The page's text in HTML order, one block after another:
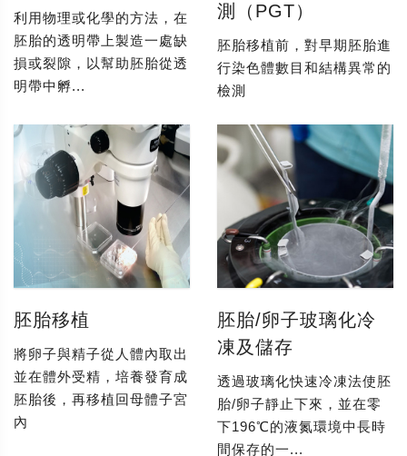
利用物理或化學的方法，在
胚胎的透明帶上製造一處缺
損或裂隙，以幫助胚胎從透
明帶中孵...
測（PGT）
胚胎移植前，對早期胚胎進
行染色體數目和結構異常的
檢測
胚胎移植
將卵子與精子從人體內取出
並在體外受精，培養發育成
胚胎後，再移植回母體子宮
內
胚胎/卵子玻璃化冷
凍及儲存
透過玻璃化快速冷凍法使胚
胎/卵子靜止下來，並在零
下196℃的液氮環境中長時
間保存的一...